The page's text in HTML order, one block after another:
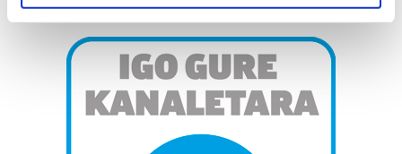
specific characteristics (fingerprinting)
and set your preferences in the details section
Guk eta gure bazkideek zure datu pertsonalak
prozesatzen ditugu, zure IP zenbakia, besteak beste,
teknologia erabiliz, cookieak adibidez, iragarki eta eduki